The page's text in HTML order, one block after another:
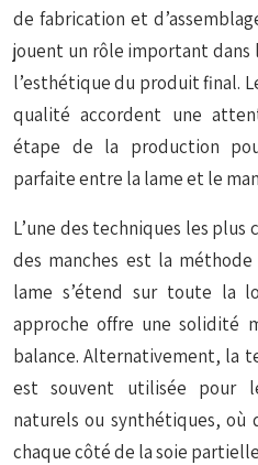
de fabrication et
jouent un rôle important
l’esthétique du produit final.
qualité accordent une
étape de la production
parfaite entre la lame et le
L’une des techniques les plus
des manches est la
lame s’étend sur toute la
approche offre une solidité
balance. Alternativement, la
est souvent utilisée pour
naturels ou synthétiques, où
chaque côté de la soie